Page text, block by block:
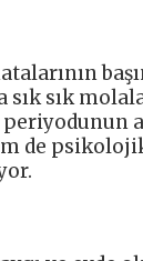
sık sık
de